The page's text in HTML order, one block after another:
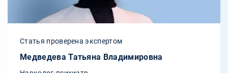
Статья проверена экспертом
Медведева Татьяна Владимировна